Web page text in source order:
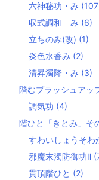
六神秘功・み
収式調和 み (6)
立ちのみ(改) (1)
炎色水香み (2)
清昇濁降・み (3)
階むブラッシュアッ
調気功 (4)
階ひと「きとみ」そ
すわいしょうそわ
邪魔末濁防御功Ⅱ
貫頂階ひと (2)